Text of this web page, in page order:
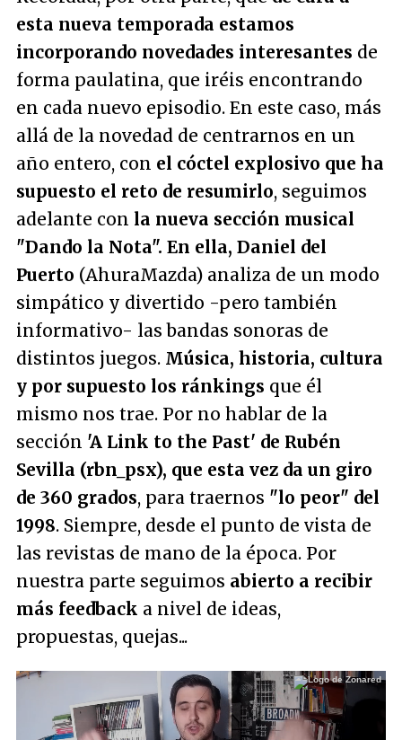
esta nueva temporada estamos
incorporando novedades interesantes de
forma paulatina, que iréis encontrando
en cada nuevo episodio. En este caso, más
allá de la novedad de centrarnos en un
año entero, con el cóctel explosivo que ha
supuesto el reto de resumirlo, seguimos
adelante con la nueva sección musical
"Dando la Nota". En ella, Daniel del
Puerto (AhuraMazda) analiza de un modo
simpático y divertido -pero también
informativo- las bandas sonoras de
distintos juegos. Música, historia, cultura
y por supuesto los ránkings que él
mismo nos trae. Por no hablar de la
sección 'A Link to the Past' de Rubén
Sevilla (rbn_psx), que esta vez da un giro
de 360 grados, para traernos "lo peor" del
1998. Siempre, desde el punto de vista de
las revistas de mano de la época. Por
nuestra parte seguimos abierto a recibir
más feedback a nivel de ideas,
propuestas, quejas...